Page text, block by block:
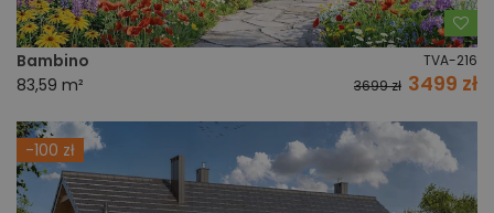
Bambino TVA-216
83,59 m² 3699 zł 3499 zł
-100 zł